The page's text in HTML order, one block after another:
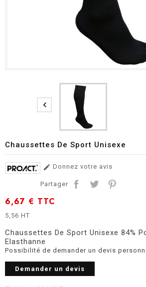

Chaussettes De Sport Unisexe
 Donnez votre avis
Partager
6,67 € TTC
5,56 HT
Chaussettes De Sport Unisexe 84%
Elasthanne
Possibilité de demander un devis
Demander un devis